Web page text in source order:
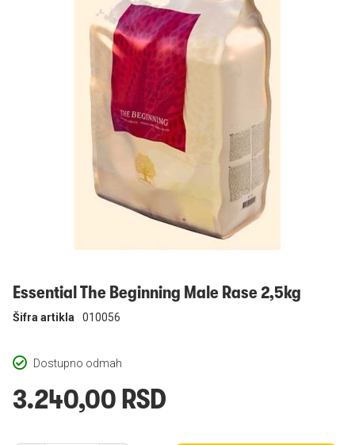
Essential The Beginning Male Rase 2,5kg
Dostupno odmah
Šifra artikla 010056
3.240,00 RSD